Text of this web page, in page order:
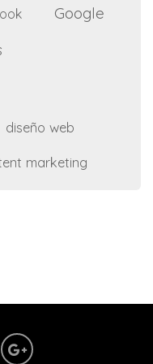
Google
diseño web
marketing